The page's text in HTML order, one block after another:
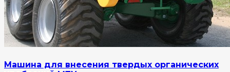
Машина для внесения твердых органических